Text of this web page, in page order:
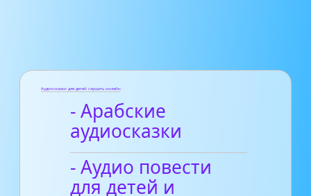
Аудиосказки для детей слушать онлайн
- Арабские
аудиосказки
- Аудио повести
для детей и